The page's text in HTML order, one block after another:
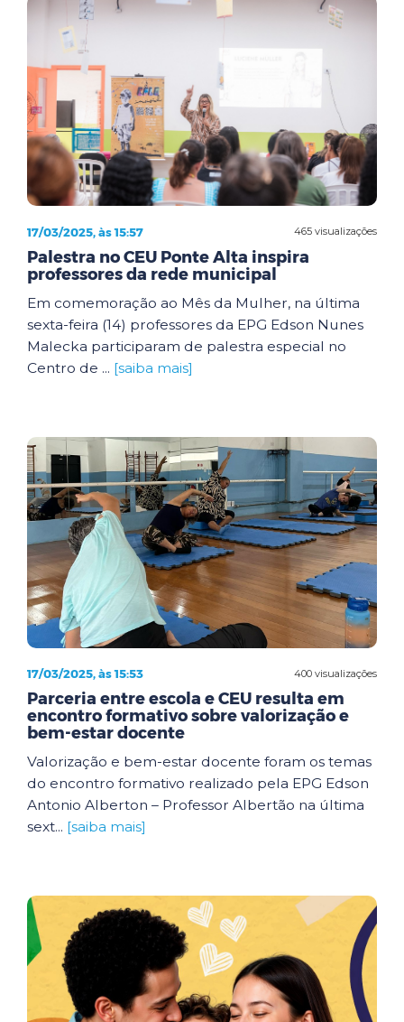
465 visualizações
17/03/2025, às 15:57
Palestra no CEU Ponte Alta inspira
professores da rede municipal
Em comemoração ao Mês da Mulher, na última
sexta-feira (14) professores da EPG Edson Nunes
Malecka participaram de palestra especial no
Centro de ... [saiba mais]
400 visualizações
17/03/2025, às 15:53
Parceria entre escola e CEU resulta em
encontro formativo sobre valorização e
bem-estar docente
Valorização e bem-estar docente foram os temas
do encontro formativo realizado pela EPG Edson
Antonio Alberton – Professor Albertão na última
sext... [saiba mais]